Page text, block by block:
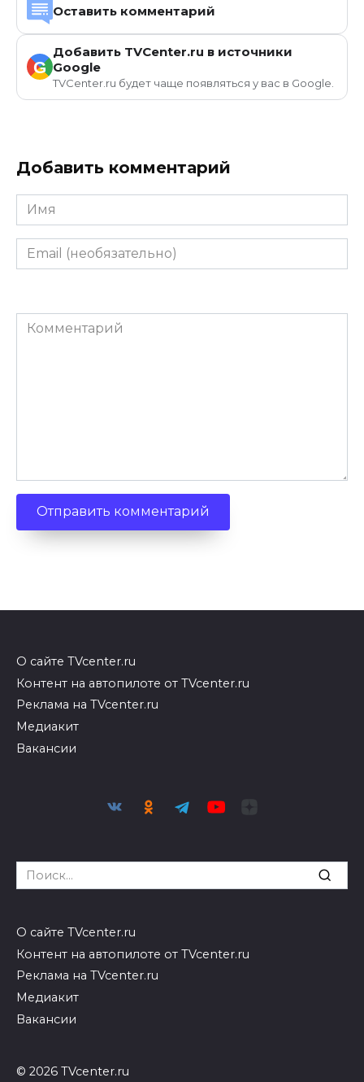
Оставить комментарий
G
Добавить TVCenter.ru в источники
Google
TVCenter.ru будет чаще появляться у вас в Google.
Добавить комментарий
Имя
Email
(необязательно)
Комментарий
О сайте TVcenter.ru
Контент на автопилоте от TVcenter.ru
Реклама на TVcenter.ru
Медиакит
Вакансии
Search
for:
О сайте TVcenter.ru
Контент на автопилоте от TVcenter.ru
Реклама на TVcenter.ru
Медиакит
Вакансии
© 2026 TVcenter.ru